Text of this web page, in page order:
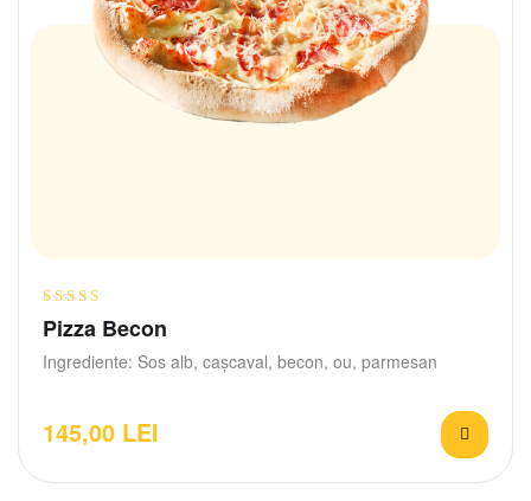
Evaluat la
Pizza Becon
Ingrediente: Sos alb, cașcaval, becon, ou, parmesan
145,00 LEI